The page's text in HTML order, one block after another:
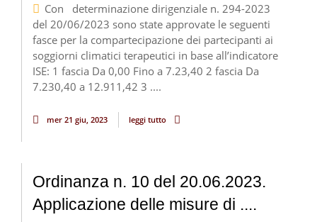
Con determinazione dirigenziale n. 294-2023
del 20/06/2023 sono state approvate le seguenti
fasce per la compartecipazione dei partecipanti ai
soggiorni climatici terapeutici in base all’indicatore
ISE: 1 fascia Da 0,00 Fino a 7.23,40 2 fascia Da
7.230,40 a 12.911,42 3 ....
mer 21 giu, 2023 leggi tutto
Ordinanza n. 10 del 20.06.2023.
Applicazione delle misure di ....